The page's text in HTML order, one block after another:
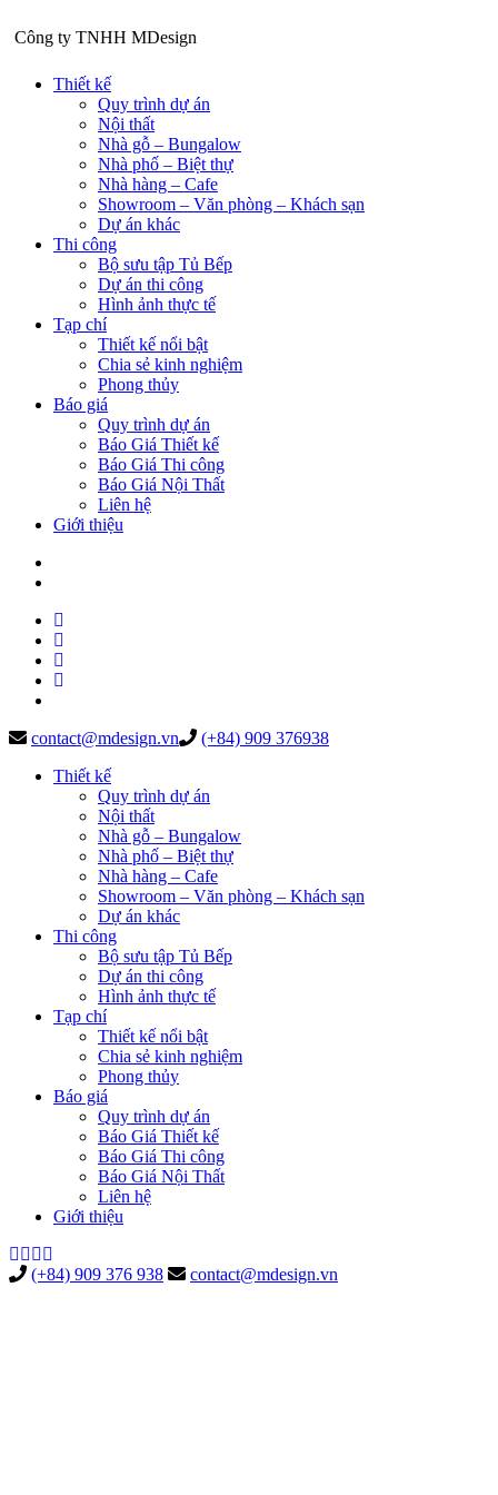
Công ty TNHH MDesign
Thiết kế
Quy trình dự án
Nội thất
Nhà gỗ – Bungalow
Nhà phố – Biệt thự
Nhà hàng – Cafe
Showroom – Văn phòng – Khách sạn
Dự án khác
Thi công
Bộ sưu tập Tủ Bếp
Dự án thi công
Hình ảnh thực tế
Tạp chí
Thiết kế nổi bật
Chia sẻ kinh nghiệm
Phong thủy
Báo giá
Quy trình dự án
Báo Giá Thiết kế
Báo Giá Thi công
Báo Giá Nội Thất
Liên hệ
Giới thiệu
contact@mdesign.vn
(+84) 909 376938
Thiết kế
Quy trình dự án
Nội thất
Nhà gỗ – Bungalow
Nhà phố – Biệt thự
Nhà hàng – Cafe
Showroom – Văn phòng – Khách sạn
Dự án khác
Thi công
Bộ sưu tập Tủ Bếp
Dự án thi công
Hình ảnh thực tế
Tạp chí
Thiết kế nổi bật
Chia sẻ kinh nghiệm
Phong thủy
Báo giá
Quy trình dự án
Báo Giá Thiết kế
Báo Giá Thi công
Báo Giá Nội Thất
Liên hệ
Giới thiệu
(+84) 909 376 938 contact@mdesign.vn